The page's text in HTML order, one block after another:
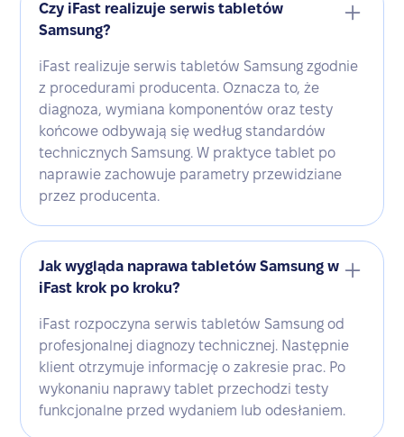
Czy iFast realizuje serwis tabletów
Samsung?
iFast realizuje serwis tabletów Samsung zgodnie
z procedurami producenta. Oznacza to, że
diagnoza, wymiana komponentów oraz testy
końcowe odbywają się według standardów
technicznych Samsung. W praktyce tablet po
naprawie zachowuje parametry przewidziane
przez producenta.
Jak wygląda naprawa tabletów Samsung w
iFast krok po kroku?
iFast rozpoczyna serwis tabletów Samsung od
profesjonalnej diagnozy technicznej. Następnie
klient otrzymuje informację o zakresie prac. Po
wykonaniu naprawy tablet przechodzi testy
funkcjonalne przed wydaniem lub odesłaniem.